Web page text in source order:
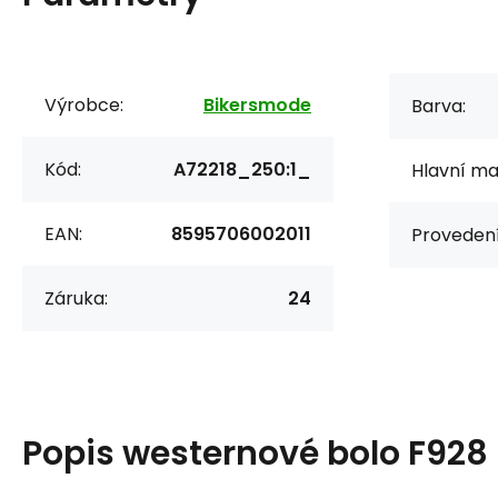
Výrobce: Bikersmode
Kód: A72218_250:1_
EAN: 8595706002011
Záruka: 24
Barva:
Hlavní
Popiswesternové bolo F928